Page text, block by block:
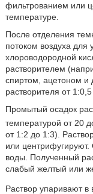
фильтрованием или
температуре.
После отделения
потоком воздуха для
хлороводородной
растворителем
спиртом, ацетоном и
растворителя от
Промытый осадок
температурой от 20
от 1:2 до 1:3).
или
воды. Полученный
слабый желтый или
Раствор упаривают